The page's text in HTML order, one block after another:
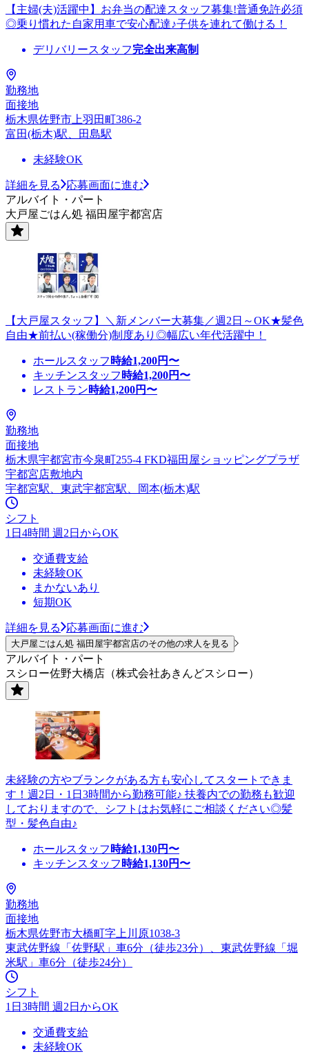
【主婦(夫)活躍中】お弁当の配達スタッフ募集!普通免許必須
◎乗り慣れた自家用車で安心配達♪子供を連れて働ける！
デリバリースタッフ完全出来高制
勤務地
面接地
栃木県佐野市上羽田町386-2
富田(栃木)駅、田島駅
未経験OK
詳細を見る
応募画面に進む
アルバイト・パート
大戸屋ごはん処 福田屋宇都宮店
【大戸屋スタッフ】＼新メンバー大募集／週2日～OK★髪色
自由★前払い(稼働分)制度あり◎幅広い年代活躍中！
ホールスタッフ 時給1,200円〜
キッチンスタッフ 時給1,200円〜
レストラン時給1,200円〜
勤務地
面接地
栃木県宇都宮市今泉町255-4 FKD福田屋ショッピングプラザ
宇都宮店敷地内
宇都宮駅、東武宇都宮駅、岡本(栃木)駅
シフト
1日4時間 週2日からOK
交通費支給
未経験OK
まかないあり
短期OK
詳細を見る 応募画面に進む
大戸屋ごはん処 福田屋宇都宮店のその他の求人を見る
アルバイト・パート
スシロー佐野大橋店（株式会社あきんどスシロー）
未経験の方やブランクがある方も安心してスタートできま
す！週2日・1日3時間から勤務可能♪ 扶養内での勤務も歓迎
しておりますので、シフトはお気軽にご相談ください◎髪
型・髪色自由♪
ホールスタッフ 時給1,130円〜
キッチンスタッフ 時給1,130円〜
勤務地
面接地
栃木県佐野市大橋町字上川原1038-3
東武佐野線「佐野駅」車6分（徒歩23分）、東武佐野線「堀
米駅」車6分（徒歩24分）
シフト
1日3時間 週2日からOK
交通費支給
未経験OK